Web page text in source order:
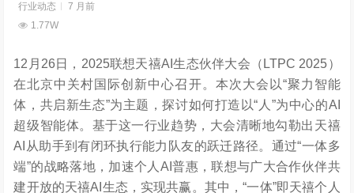
行业动态
7 月前
1.77W
12月26日，2025联想天禧AI生态伙伴大会（LTPC 2025）
在北京中关村国际创新中心召开。本次大会以“聚力智能
体，共启新生态”为主题，探讨如何打造以“人”为中心的AI
超级智能体。基于这一行业趋势，大会清晰地勾勒出天禧
AI从助手到有闭环执行能力队友的跃迁路径。通过“一体多
端”的战略落地，加速个人AI普惠，联想与广大合作伙伴共
建开放的天禧AI生态，实现共赢。其中，“一体”即天禧个人